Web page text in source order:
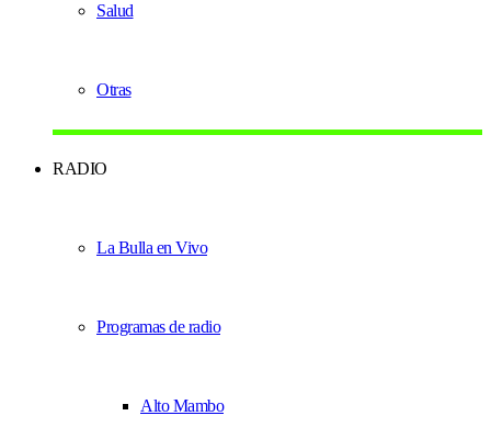
Salud
Otras
RADIO
La Bulla en Vivo
Programas de radio
Alto Mambo